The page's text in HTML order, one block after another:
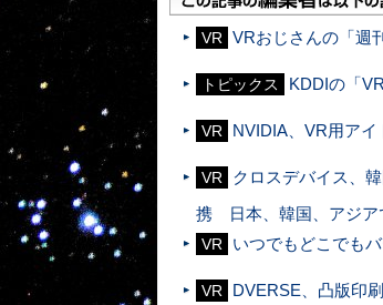
VR VRおじさんの「週
トピックス KDDIの「
VR NVIDIA、VR用ア
VR
クロスデバイス、
携 日本、韓国、アジア
VR いつでもどこでも
VR DVERSE、凸版印